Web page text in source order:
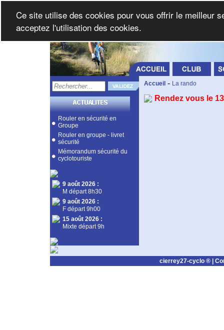
Rouler en sécurité en
Groupe
Rouler en groupe - livret
sécurité
Mémorandum sécurité du
cyclotouriste
9 août 2026 :
M départ 8h30
9 août 2026 :
F départ 9h00
15 août 2026 :
Mixte départ 9h
Accueil - La rando
Rendez vous le
cierrey27-cyclo ® |
Ce site utilise des cookies pour vous offrir le meilleur
acceptez l'utilisation des cookies.